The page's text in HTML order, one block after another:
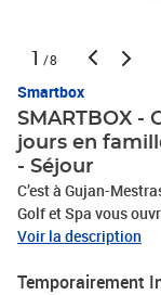
1 /8
Smartbox
SMARTBOX -
jours en
- Séjour
C’est à Gujan-
Golf et Spa vous
place, vous
pour accueillir 2
Voir la description
Temporairement